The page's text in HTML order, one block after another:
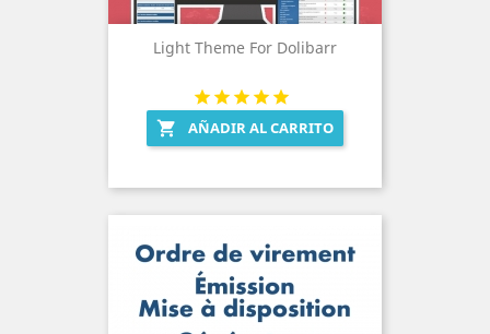
Light Theme For Dolibarr
 AÑADIR AL CARRITO